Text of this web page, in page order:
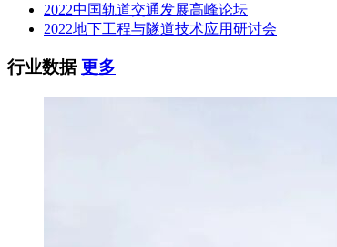
2022中国轨道交通发展高峰论坛
2022地下工程与隧道技术应用研讨会
行业数据更多